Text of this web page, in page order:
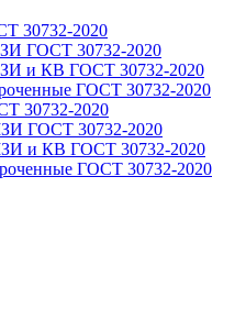
30732-2020
ГОСТ 30732-2020
и КВ ГОСТ 30732-2020
ГОСТ 30732-2020
30732-2020
ГОСТ 30732-2020
и КВ ГОСТ 30732-2020
ГОСТ 30732-2020